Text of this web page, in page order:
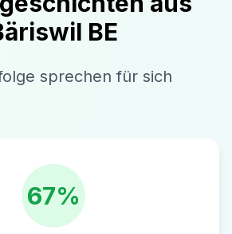
BE
sprechen für sich
67%